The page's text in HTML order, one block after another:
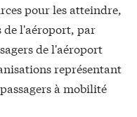
pour les atteindre,
de l'aéroport, par
de l'aéroport
représentant
à mobilité